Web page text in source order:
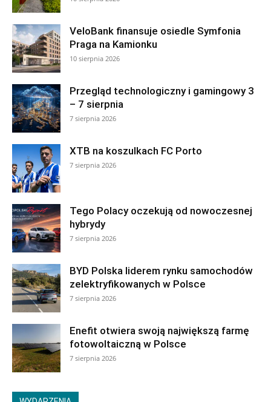
VeloBank finansuje osiedle Symfonia
Praga na Kamionku
10 sierpnia 2026
Przegląd technologiczny i gamingowy 3
– 7 sierpnia
7 sierpnia 2026
XTB na koszulkach FC Porto
7 sierpnia 2026
Tego Polacy oczekują od nowoczesnej
hybrydy
7 sierpnia 2026
BYD Polska liderem rynku samochodów
zelektryfikowanych w Polsce
7 sierpnia 2026
Enefit otwiera swoją największą farmę
fotowoltaiczną w Polsce
7 sierpnia 2026